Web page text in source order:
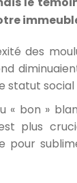
des
statut social
« bon »
plus
pour